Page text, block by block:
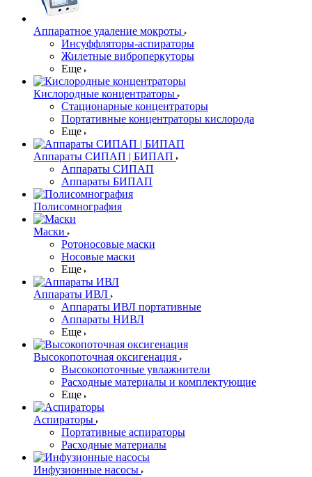
Аппаратное удаление мокроты
Инсуффляторы-аспираторы
Жилетные виброперкуторы
Еще
Кислородные концентраторы
Стационарные концентраторы
Портативные концентраторы кислорода
Еще
Аппараты СИПАП | БИПАП
Аппараты СИПАП
Аппараты БИПАП
Полисомнография
Маски
Ротоносовые маски
Носовые маски
Еще
Аппараты ИВЛ
Аппараты ИВЛ портативные
Аппараты НИВЛ
Еще
Высокопоточная оксигенация
Высокопоточные увлажнители
Расходные материалы и комплектующие
Еще
Аспираторы
Портативные аспираторы
Расходные материалы
Инфузионные насосы